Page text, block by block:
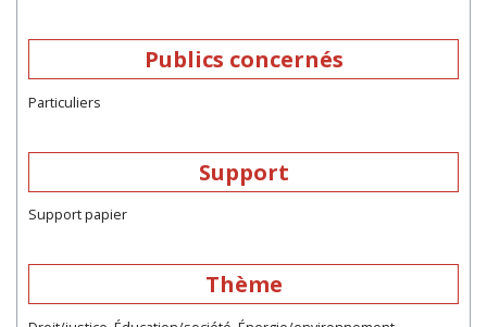
Publics concernés
Particuliers
Support
Support papier
Thème